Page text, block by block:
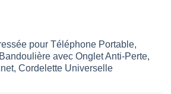
pour Téléphone Portable,
avec Onglet Anti-Perte,
Cordelette Universelle